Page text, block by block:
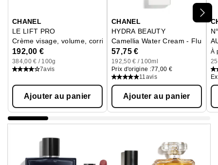
CHANEL
LE LIFT PRO
Crème visage, volume, corrige, redessine, repulpe
192,00 €
384,00 € / 100g
7avis
Ajouter au panier
CHANEL
HYDRA BEAUTY
Camellia Water Cream - Fluide
57,75 €
192,50 € / 100ml
Prix d'origine :77,00 €
11avis
Ajouter au panier
À